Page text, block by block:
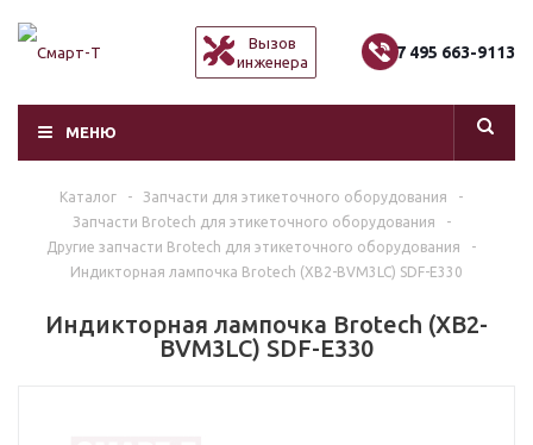
Вызов
инженера
+7 495 663-9113
МЕНЮ
Каталог - Запчасти для этикеточного оборудования
-
Запчасти Brotech для этикеточного оборудования
-
Другие запчасти Brotech для этикеточного оборудования
-
Индикторная лампочка Brotech (XB2-BVM3LC) SDF-E330
Индикторная лампочка Brotech (XB2-
BVM3LC) SDF-E330